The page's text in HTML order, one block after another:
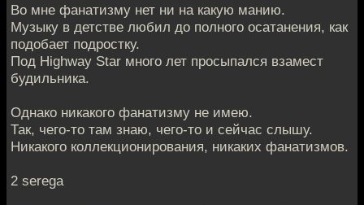
Во мне фанатизму нет ни на какую манию.
Музыку в детстве любил до полного осатанения, как
подобает подростку.
Под Highway Star много лет просыпался взамест
будильника.
Однако никакого фанатизму не имею.
Так, чего-то там знаю, чего-то и сейчас слышу.
Никакого коллекционирования, никаких фанатизмов.
2 serega